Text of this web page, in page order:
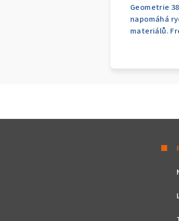
Geometrie
napomáhá
materiálů.